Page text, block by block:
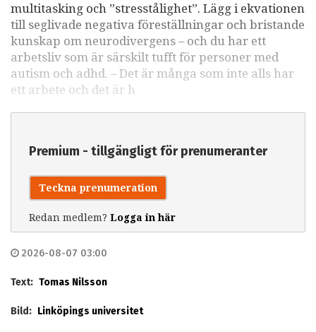
multitasking och ”stresstålighet”. Lägg i ekvationen
till seglivade negativa föreställningar och bristande
kunskap om neurodivergens – och du har ett
arbetsliv som är särskilt tufft för personer med
autism och adhd. – Det är många som inte alls har
ett arbete och det är h
Premium - tillgängligt för prenumeranter
Teckna prenumeration
Redan medlem? Logga in här
2026-08-07 03:00
Text: Tomas Nilsson
Bild: Linköpings universitet